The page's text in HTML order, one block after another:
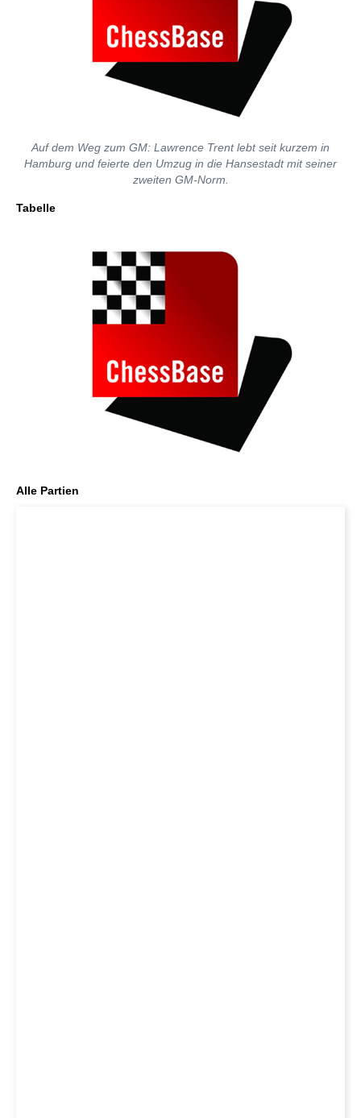
Auf dem Weg zum GM: Lawrence Trent lebt seit kurzem in
Hamburg und feierte den Umzug in die Hansestadt mit seiner
zweiten GM-Norm.
Tabelle
Alle Partien